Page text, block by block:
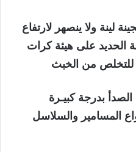
لينة ولا ينصهر لارتفاع
الحديد على هيئة كرات
للتخلص من الخبث
بدرجة كبيـرة
المسامير والسلاسل